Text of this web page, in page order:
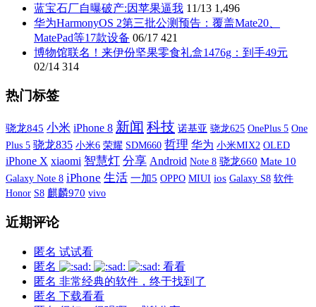
蓝宝石厂自曝破产:因苹果逼我 11/13 1,496
华为HarmonyOS 2第三批公测预告：覆盖Mate20、
MatePad等17款设备 06/17 421
博物馆联名！来伊份坚果零食礼盒1476g：到手49元
02/14 314
热门标签
骁龙845 小米 iPhone 8 新闻 科技 诺基亚 骁龙625 OnePlus 5 One
Plus 5 骁龙835 小米6 荣耀 SDM660 哲理 华为 小米MIX2 OLED
iPhone X xiaomi 智慧灯 分享 Android Note 8 骁龙660 Mate 10
Galaxy Note 8 iPhone 生活 一加5 OPPO MIUI ios Galaxy S8 软件
Honor S8 麒麟970 vivo
近期评论
匿名 试试看
匿名
看看
匿名 非常经典的软件，终于找到了
匿名 下载看看